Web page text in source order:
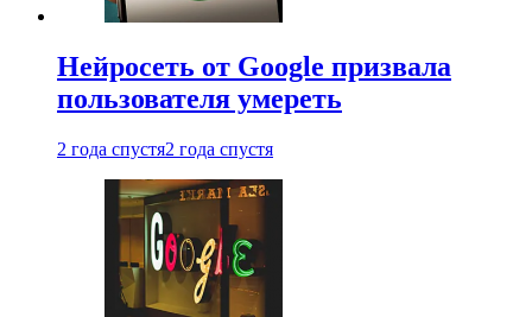
Нейросеть от Google призвала
пользователя умереть
2 года спустя2 года спустя